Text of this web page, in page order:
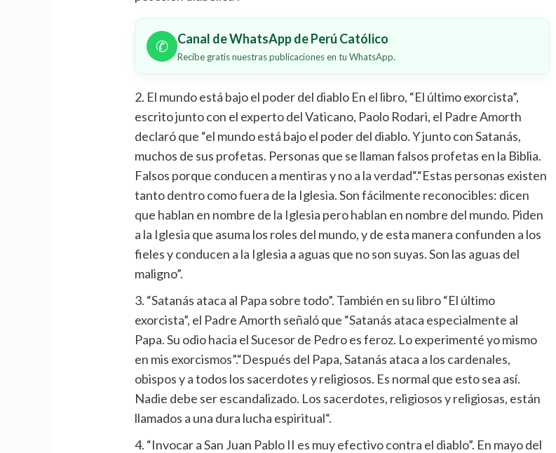
✆ Canal de WhatsApp de Perú Católico
Recibe gratis nuestras publicaciones en tu WhatsApp.
2. El mundo está bajo el poder del diablo En el libro, “El último exorcista”,
escrito junto con el experto del Vaticano, Paolo Rodari, el Padre Amorth
declaró que “el mundo está bajo el poder del diablo. Y junto con Satanás,
muchos de sus profetas. Personas que se llaman falsos profetas en la Biblia.
Falsos porque conducen a mentiras y no a la verdad“.“Estas personas existen
tanto dentro como fuera de la Iglesia. Son fácilmente reconocibles: dicen
que hablan en nombre de la Iglesia pero hablan en nombre del mundo. Piden
a la Iglesia que asuma los roles del mundo, y de esta manera confunden a los
fieles y conducen a la Iglesia a aguas que no son suyas. Son las aguas del
maligno”.
3. “Satanás ataca al Papa sobre todo”. También en su libro “El último
exorcista”, el Padre Amorth señaló que “Satanás ataca especialmente al
Papa. Su odio hacia el Sucesor de Pedro es feroz. Lo experimenté yo mismo
en mis exorcismos”.“Después del Papa, Satanás ataca a los cardenales,
obispos y a todos los sacerdotes y religiosos. Es normal que esto sea así.
Nadie debe ser escandalizado. Los sacerdotes, religiosos y religiosas, están
llamados a una dura lucha espiritual“.
4. “Invocar a San Juan Pablo II es muy efectivo contra el diablo”. En mayo del